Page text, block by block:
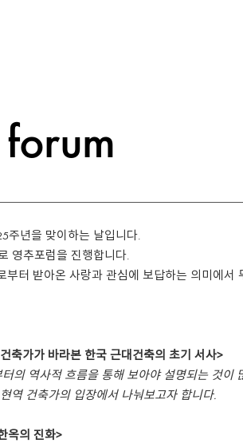
주년을 맞이하는 날입니다.
영추포럼을 진행합니다.
터 받아온 사랑과 관심에 보답하는 의미에서
축가가 바라본 한국 근대건축의 초기 서사>
의 역사적 흐름을 통해 보아야 설명되는 것이
역 건축가의 입장에서 나눠보고자 합니다.
옥의 진화>